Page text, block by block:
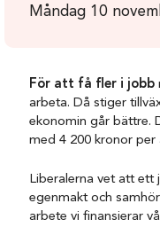
Måndag 10
För att få fler i jobb
arbeta. Då stiger
ekonomin går bättre.
med 4 200 kronor per
Liberalerna vet att
egenmakt och
arbete vi finansierar